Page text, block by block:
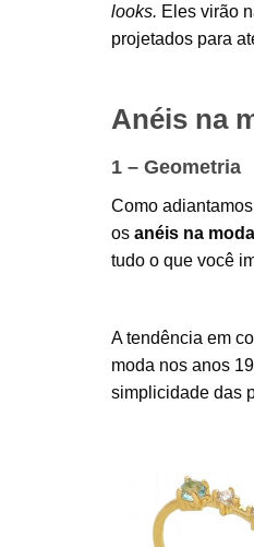
looks. Eles virão
projetados para
Anéis na
1 – Geometria
Como
os anéis na
tudo o que você
A tendência em
moda nos anos
simplicidade das
Skinny ring
Markle agua